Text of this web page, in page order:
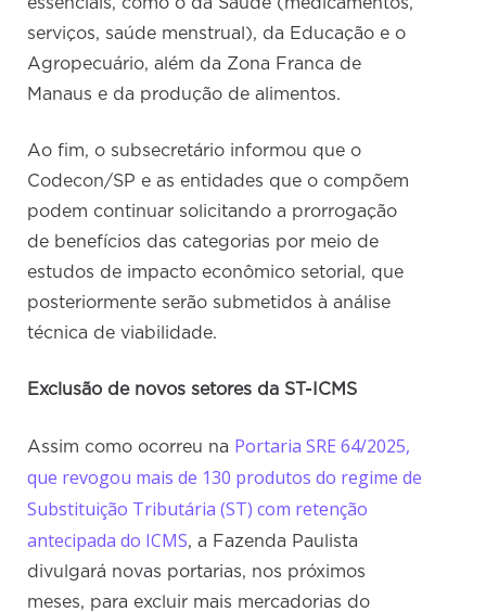
serviços, saúde menstrual), da Educação e o
Agropecuário, além da Zona Franca de
Manaus e da produção de alimentos.
Ao fim, o subsecretário informou que o
Codecon/SP e as entidades que o compõem
podem continuar solicitando a prorrogação
de benefícios das categorias por meio de
estudos de impacto econômico setorial, que
posteriormente serão submetidos à análise
técnica de viabilidade.
Exclusão de novos setores da ST-ICMS
Assim como ocorreu na Portaria SRE 64/2025,
que revogou mais de 130 produtos do regime de
Substituição Tributária (ST) com retenção
antecipada do ICMS, a Fazenda Paulista
divulgará novas portarias, nos próximos
meses, para excluir mais mercadorias do